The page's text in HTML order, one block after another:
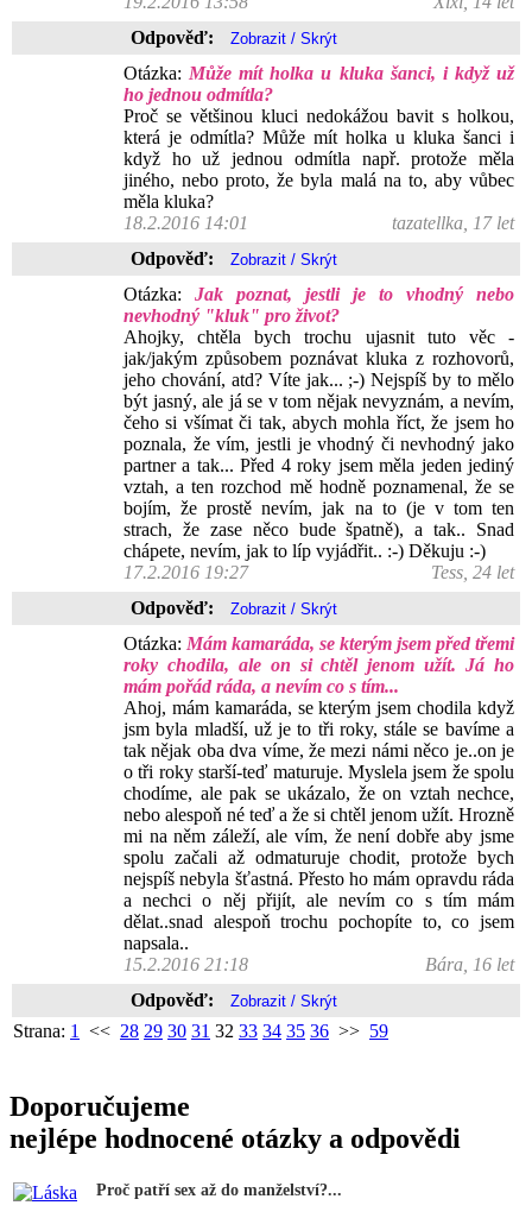
Odpověď:
Otázka: Může mít holka u kluka šanci, i když už
ho jednou odmítla?
Proč se většinou kluci nedokážou bavit s holkou,
která je odmítla? Může mít holka u kluka šanci i
když ho už jednou odmítla např. protože měla
jiného, nebo proto, že byla malá na to, aby vůbec
měla kluka?
18.2.2016 14:01
tazatellka, 17 let
Odpověď:
Otázka: Jak poznat, jestli je to vhodný nebo
nevhodný "kluk" pro život?
Ahojky, chtěla bych trochu ujasnit tuto věc -
jak/jakým způsobem poznávat kluka z rozhovorů,
jeho chování, atd? Víte jak... ;-) Nejspíš by to mělo
být jasný, ale já se v tom nějak nevyznám, a nevím,
čeho si všímat či tak, abych mohla říct, že jsem ho
poznala, že vím, jestli je vhodný či nevhodný jako
partner a tak... Před 4 roky jsem měla jeden jediný
vztah, a ten rozchod mě hodně poznamenal, že se
bojím, že prostě nevím, jak na to (je v tom ten
strach, že zase něco bude špatně), a tak.. Snad
chápete, nevím, jak to líp vyjádřit.. :-) Děkuju :-)
17.2.2016 19:27
Tess, 24 let
Odpověď:
Otázka: Mám kamaráda, se kterým jsem před třemi
roky chodila, ale on si chtěl jenom užít. Já ho
mám pořád ráda, a nevím co s tím...
Ahoj, mám kamaráda, se kterým jsem chodila když
jsm byla mladší, už je to tři roky, stále se bavíme a
tak nějak oba dva víme, že mezi námi něco je..on je
o tři roky starší-teď maturuje. Myslela jsem že spolu
chodíme, ale pak se ukázalo, že on vztah nechce,
nebo alespoň né teď a že si chtěl jenom užít. Hrozně
mi na něm záleží, ale vím, že není dobře aby jsme
spolu začali až odmaturuje chodit, protože bych
nejspíš nebyla šťastná. Přesto ho mám opravdu ráda
a nechci o něj přijít, ale nevím co s tím mám
dělat..snad alespoň trochu pochopíte to, co jsem
napsala..
15.2.2016 21:18
Bára, 16 let
Odpověď:
Strana: 1 << 28 29 30 31 32 33 34 35 36 >> 59
Doporučujeme
nejlépe hodnocené otázky a odpovědi
Proč patří sex až do manželství?...